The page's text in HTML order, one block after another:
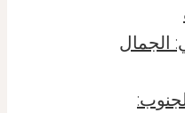
الجمال